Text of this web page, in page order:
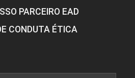
PARCEIRO EAD
CONDUTA ÉTICA